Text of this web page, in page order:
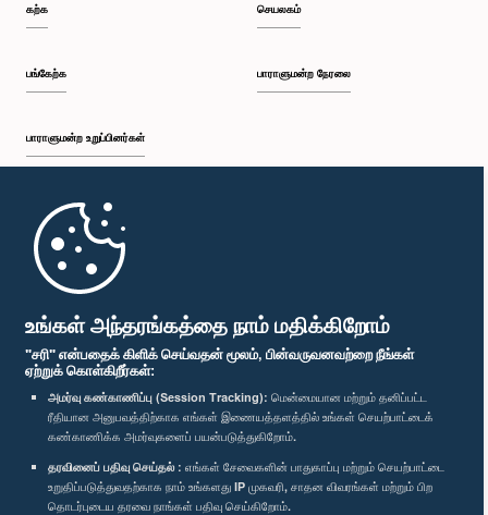
உங்கள் அந்தரங்கத்தை நாம் மதிக்கிறோம்
"சரி" என்பதைக் கிளிக் செய்வதன் மூலம், பின்வருவனவற்றை நீங்கள்
ஏற்றுக் கொள்கிறீர்கள்:
அமர்வு கண்காணிப்பு (Session Tracking): மென்மையான மற்றும் தனிப்பட்ட
ரீதியான அனுபவத்திற்காக எங்கள் இணையத்தளத்தில் உங்கள் செயற்பாட்டைக்
கண்காணிக்க அமர்வுகளைப் பயன்படுத்துகிறோம்.
தரவினைப் பதிவு செய்தல் : எங்கள் சேவைகளின் பாதுகாப்பு மற்றும் செயற்பாட்டை
உறுதிப்படுத்துவதற்காக நாம் உங்களது IP முகவரி, சாதன விவரங்கள் மற்றும் பிற
தொடர்புடைய தரவை நாங்கள் பதிவு செய்கிறோம்.
கற்க
பங்கேற்க
பாராளுமன்ற உறுப்பினர்கள்
முதற்பக்கம்
செயலகம்
பாராளுமன்ற நேரலை
பாராளுமன்ற கையடக்க செயலி
எம்மை பின்தொடர்க :
விருதுகள்